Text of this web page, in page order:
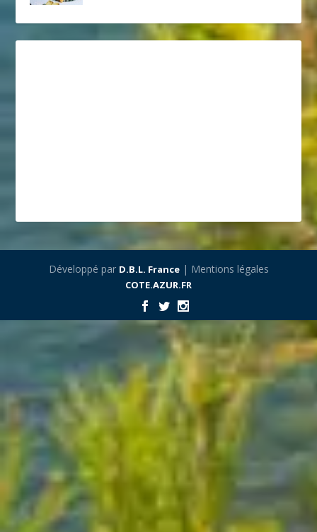
Développé par D.B.L. France| Mentions légales
COTE.AZUR.FR